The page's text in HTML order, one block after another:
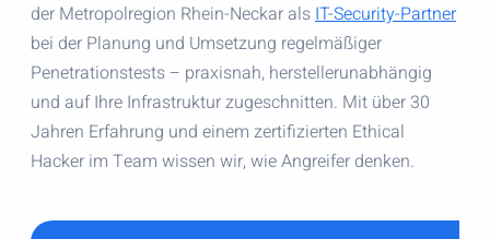
der Metropolregion Rhein-Neckar alsIT-Security-Partner
bei der Planung und Umsetzung regelmäßiger
Penetrationstests – praxisnah, herstellerunabhängig
und auf Ihre Infrastruktur zugeschnitten. Mit über 30
Jahren Erfahrung und einem zertifizierten Ethical
Hacker im Team wissen wir, wie Angreifer denken.